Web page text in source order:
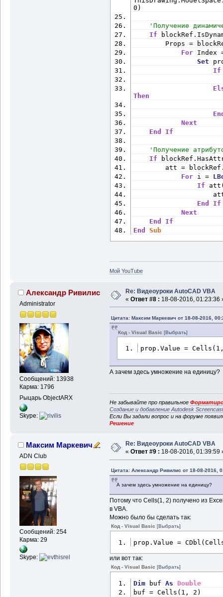
0)
'Получение
If
Props =
For Index
Set
If
Then
Next
End
If
'Получение
If
att =
For i =
If
End
If
Next
End
If
End
Sub
Мой YouTube
Александр Ривилис
Administrator
Сообщений: 13938
Карма: 1796
Рыцарь ObjectARX
Skype:
Re: Видеоуроки AutoCAD VBA
« Ответ #8 : 18-08-2016, 01:23:36
Цитата: Максим Маркевич от 18-08-2016,
Код - Visual Basic [Выбрать]
prop.Value =
А зачем здесь умножение на единицу?
Не забывайте про правильное
Создание и добавление Autodesk
Если Вы задали вопрос и на форуме
Решение
Максим Маркевич
ADN Club
Сообщений: 254
Карма: 29
Skype:
Re: Видеоуроки AutoCAD VBA
« Ответ #9 : 18-08-2016, 01:39:59
Цитата: Александр Ривилис от 18-08-2016,
А зачем здесь умножение на единицу?
Потому что Cells(1, 2) получено из
в VBA.
Можно было бы сделать так:
Код - Visual Basic [Выбрать]
prop.Value =
или вот так:
Код - Visual Basic [Выбрать]
Dim buf As
Double
buf = Cells(1, 2)